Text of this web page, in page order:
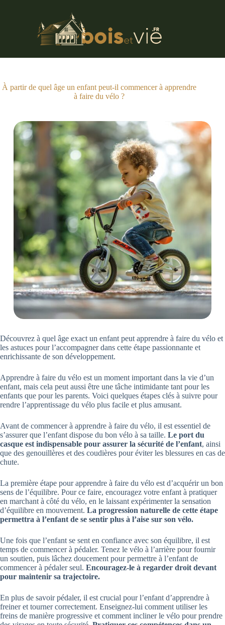
À partir de quel âge un enfant peut-il commencer à apprendre
à faire du vélo ?
Découvrez à quel âge exact un enfant peut apprendre à faire du vélo et
les astuces pour l’accompagner dans cette étape passionnante et
enrichissante de son développement.
Apprendre à faire du vélo est un moment important dans la vie d’un
enfant, mais cela peut aussi être une tâche intimidante tant pour les
enfants que pour les parents. Voici quelques étapes clés à suivre pour
rendre l’apprentissage du vélo plus facile et plus amusant.
Avant de commencer à apprendre à faire du vélo, il est essentiel de
s’assurer que l’enfant dispose du bon vélo à sa taille. Le port du
casque est indispensable pour assurer la sécurité de l’enfant, ainsi
que des genouillères et des coudières pour éviter les blessures en cas de
chute.
La première étape pour apprendre à faire du vélo est d’acquérir un bon
sens de l’équilibre. Pour ce faire, encouragez votre enfant à pratiquer
en marchant à côté du vélo, en le laissant expérimenter la sensation
d’équilibre en mouvement. La progression naturelle de cette étape
permettra à l’enfant de se sentir plus à l’aise sur son vélo.
Une fois que l’enfant se sent en confiance avec son équilibre, il est
temps de commencer à pédaler. Tenez le vélo à l’arrière pour fournir
un soutien, puis lâchez doucement pour permettre à l’enfant de
commencer à pédaler seul. Encouragez-le à regarder droit devant
pour maintenir sa trajectoire.
En plus de savoir pédaler, il est crucial pour l’enfant d’apprendre à
freiner et tourner correctement. Enseignez-lui comment utiliser les
freins de manière progressive et comment incliner le vélo pour prendre